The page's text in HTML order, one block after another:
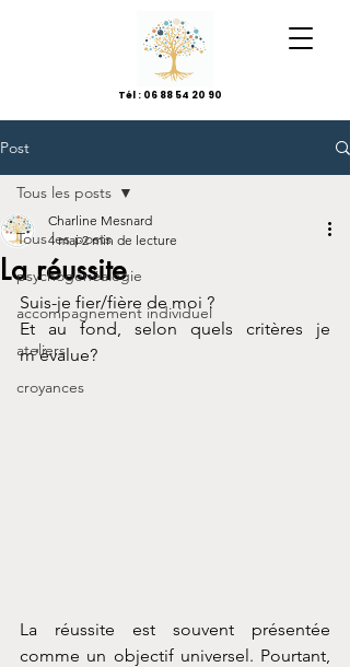
Tél : 06 88 54 20 90
Post
Tous les posts
psychogénéalogie
accompagnement individuel
ateliers
croyances
Tous les posts
La réussite
Charline Mesnard
4 mai 2 min de lecture
Suis-je fier/fière de moi ?
Et au fond, selon quels critères je
m'évalue?
La réussite est souvent présentée
comme un objectif universel. Pourtant,